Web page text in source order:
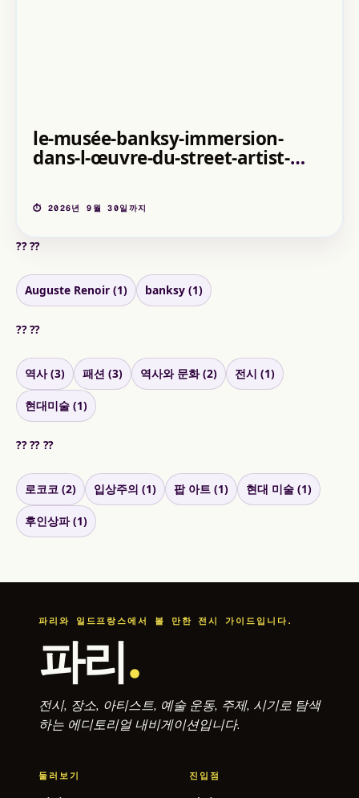
le-musée-banksy-immersion-
dans-l-œuvre-du-street-artist-
⏱ 2026년 9월 30일까지
?? ??
Auguste Renoir (1) banksy (1)
?? ??
역사 (3) 패션 (3) 역사와 문화 (2) 전시 (1)
현대미술 (1)
?? ?? ??
로코코 (2) 입상주의 (1) 팝 아트 (1) 현대 미술 (1)
후인상파 (1)
파리와 일드프랑스에서 볼 만한 전시 가이드입니다.
파리.
전시, 장소, 아티스트, 예술 운동, 주제, 시기로 탐색
하는 에디토리얼 내비게이션입니다.
둘러보기 진입점